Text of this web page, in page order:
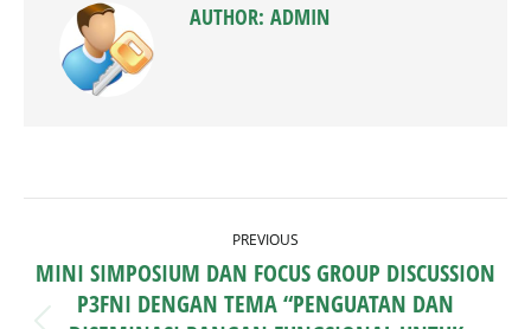
AUTHOR: ADMIN
NAVIGATION
PREVIOUS
MINI SIMPOSIUM DAN FOCUS GROUP DISCUSSION
P3FNI DENGAN TEMA “PENGUATAN DAN